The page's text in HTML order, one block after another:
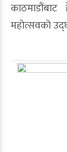
महोत्सवको